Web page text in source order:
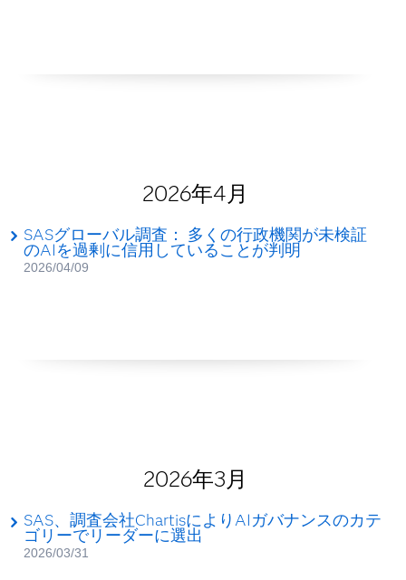
2026年4月
SASグローバル調査： 多くの行政機関が未検証
のAIを過剰に信用していることが判明
2026/04/09
2026年3月
SAS、調査会社ChartisによりAIガバナンスのカテ
ゴリーでリーダーに選出
2026/03/31